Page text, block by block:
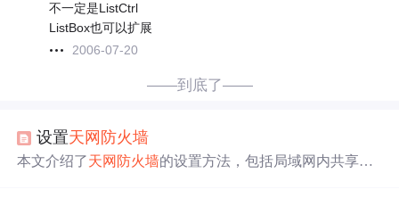
不一定是ListCtrl
ListBox也可以扩展
2006-07-20
——到底了——
设置天网 防火墙
本文介绍了天网 防火墙的设置方法，包括局域网内共享的